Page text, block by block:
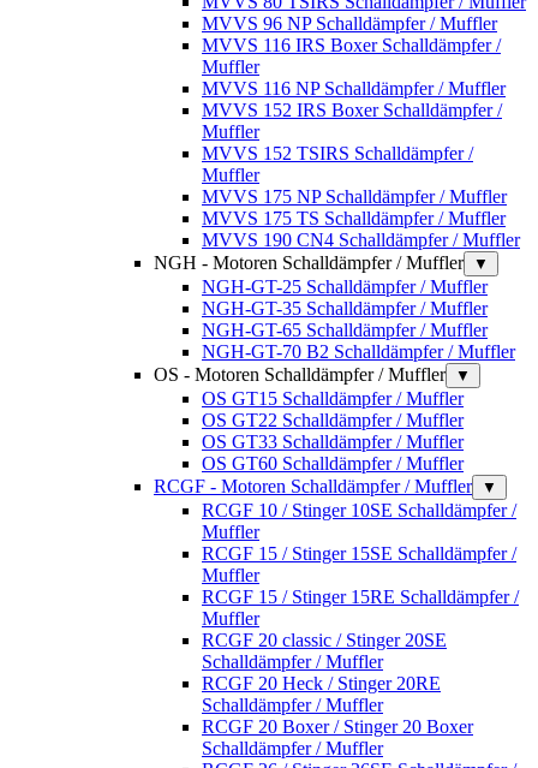
MVVS 96 NP Schalldämpfer / Muffler
MVVS 116 IRS Boxer Schalldämpfer /
Muffler
MVVS 116 NP Schalldämpfer / Muffler
MVVS 152 IRS Boxer Schalldämpfer /
Muffler
MVVS 152 TSIRS Schalldämpfer /
Muffler
MVVS 175 NP Schalldämpfer / Muffler
MVVS 175 TS Schalldämpfer / Muffler
MVVS 190 CN4 Schalldämpfer / Muffler
NGH - Motoren Schalldämpfer / Muffler
▼
NGH-GT-25 Schalldämpfer / Muffler
NGH-GT-35 Schalldämpfer / Muffler
NGH-GT-65 Schalldämpfer / Muffler
NGH-GT-70 B2 Schalldämpfer / Muffler
OS - Motoren Schalldämpfer / Muffler
▼
OS GT15 Schalldämpfer / Muffler
OS GT22 Schalldämpfer / Muffler
OS GT33 Schalldämpfer / Muffler
OS GT60 Schalldämpfer / Muffler
RCGF - Motoren Schalldämpfer / Muffler
▼
RCGF 10 / Stinger 10SE Schalldämpfer /
Muffler
RCGF 15 / Stinger 15SE Schalldämpfer /
Muffler
RCGF 15 / Stinger 15RE Schalldämpfer /
Muffler
RCGF 20 classic / Stinger 20SE
Schalldämpfer / Muffler
RCGF 20 Heck / Stinger 20RE
Schalldämpfer / Muffler
RCGF 20 Boxer / Stinger 20 Boxer
Schalldämpfer / Muffler